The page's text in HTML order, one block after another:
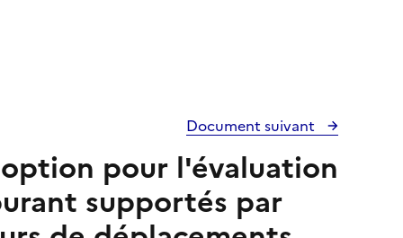
Document suivant
option pour l'évaluation
supportés par